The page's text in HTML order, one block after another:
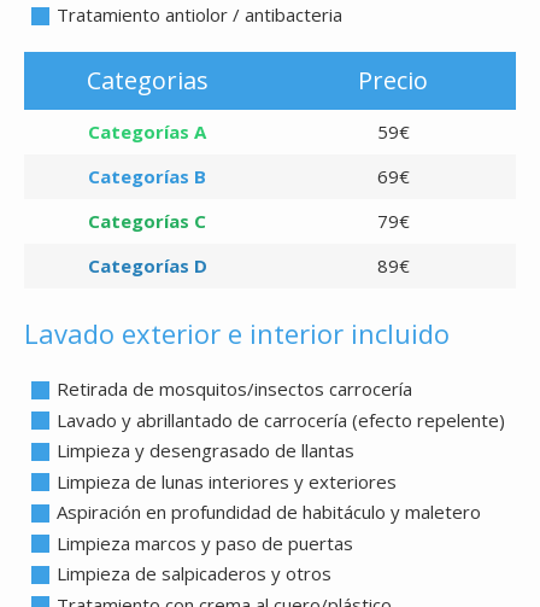
Tratamiento antiolor / antibacteria
Categorias Precio
Categorías A
59€
Categorías B
69€
Categorías C
79€
Categorías D
89€
Lavado exterior e interior incluido
Retirada de mosquitos/insectos carrocería
Lavado y abrillantado de carrocería (efecto repelente)
Limpieza y desengrasado de llantas
Limpieza de lunas interiores y exteriores
Aspiración en profundidad de habitáculo y maletero
Limpieza marcos y paso de puertas
Limpieza de salpicaderos y otros